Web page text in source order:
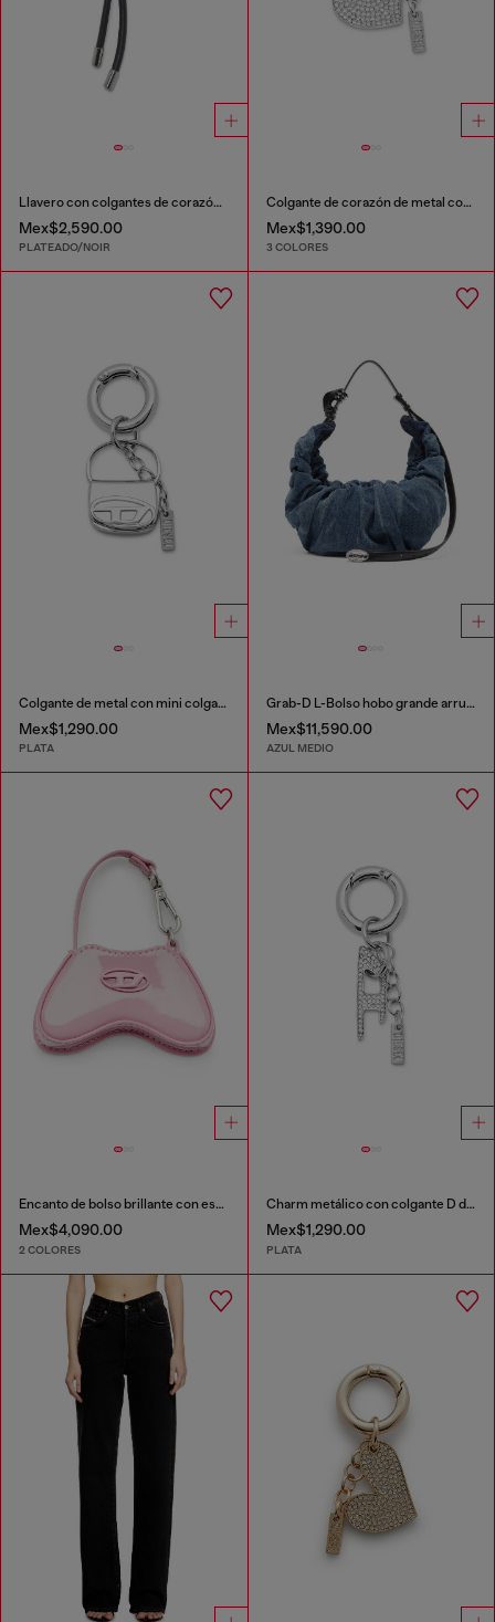
Llavero con colgantes de corazón y bolso
Mex$2,590.00
PLATEADO/NOIR
Colgante de corazón de metal con pedrería
Mex$1,390.00
3 COLORES
Colgante de metal con mini colgante 1DR
Mex$1,290.00
PLATA
Grab-D L-Bolso hobo grande arrugado en denim tratado
Mex$11,590.00
AZUL MEDIO
Encanto de bolso brillante con espejo
Mex$4,090.00
2 COLORES
Charm metálico con colgante D de strass
Mex$1,290.00
PLATA